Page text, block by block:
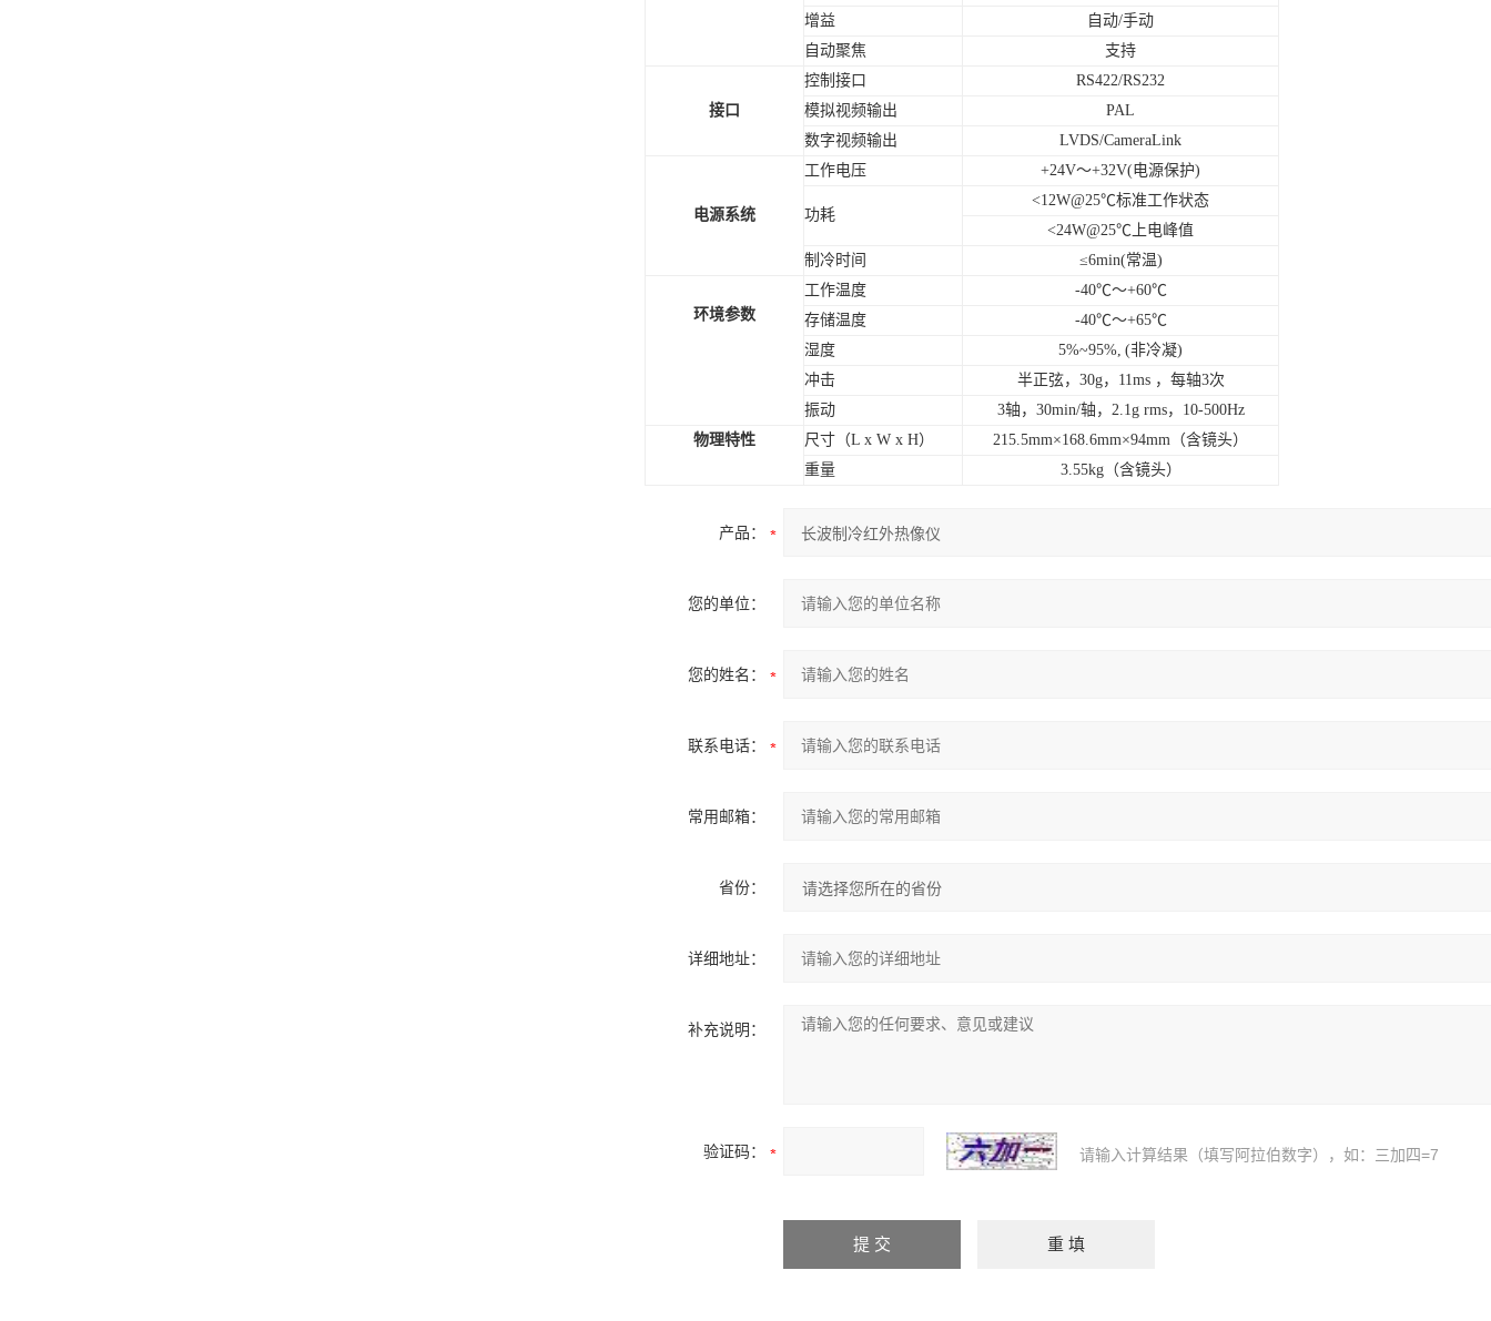
增益
自动/手动
自动聚焦
支持
接口
控制接口
RS422/RS232
模拟视频输出
PAL
数字视频输出
LVDS/CameraLink
电源系统
工作电压 +24V～+32V(电源保护)
功耗
<12W@25℃标准工作状态
<24W@25℃ 上电峰值
制冷时间
≤6min(常温)
环境参数
工作温度 -40℃～+60℃
存储温度
-40℃～+65℃
湿度
5%~95%, (非冷凝)
冲击
半正弦， 30g，11ms，每轴3次
振动
3轴， 30min/轴， 2.1g rms，10-500Hz
物理特性
尺寸 （L x W x H） 215.5mm×168.6mm×94mm （含镜头）
重量
3.55kg（含镜头）
产品：
您的单位：
您的姓名：
联系电话：
常用邮箱：
省份：
详细地址：
补充说明：
验证码： 请输入计算结果（填写阿拉伯数字），如：三加四=7